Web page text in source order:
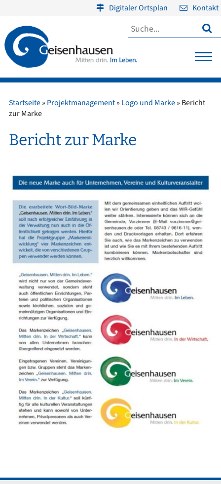
Digitaler Ortsplan Kontakt

Startseite» Projektmanagement» Logo und Marke» Bericht
zur Marke
Bericht zur Marke